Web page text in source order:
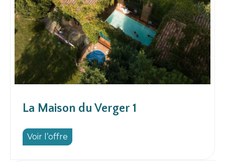
La Maison du Verger 1
Voir l’offre